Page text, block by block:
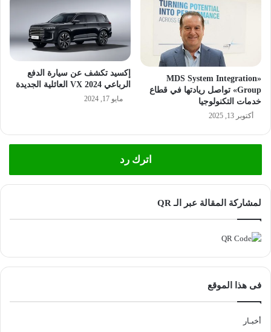
«MDS System Integration
Group» تواصل ريادتها في قطاع
خدمات التكنولوجيا
أكتوبر 13, 2025
إكسيد تكشف عن سيارة الدفع
الرباعي VX 2024 العائلية الجديدة
مايو 17, 2024
اترك رد
لمشاركة المقالة عبر الـ QR
فى هذا الموقع
أخبـار